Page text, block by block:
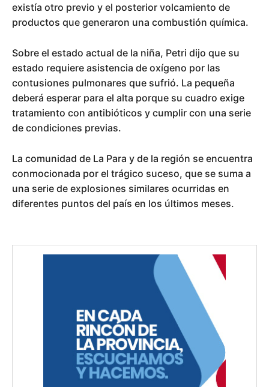
existía otro previo y el posterior volcamiento de
productos que generaron una combustión química.
Sobre el estado actual de la niña, Petri dijo que su
estado requiere asistencia de oxígeno por las
contusiones pulmonares que sufrió. La pequeña
deberá esperar para el alta porque su cuadro exige
tratamiento con antibióticos y cumplir con una serie
de condiciones previas.
La comunidad de La Para y de la región se encuentra
conmocionada por el trágico suceso, que se suma a
una serie de explosiones similares ocurridas en
diferentes puntos del país en los últimos meses.